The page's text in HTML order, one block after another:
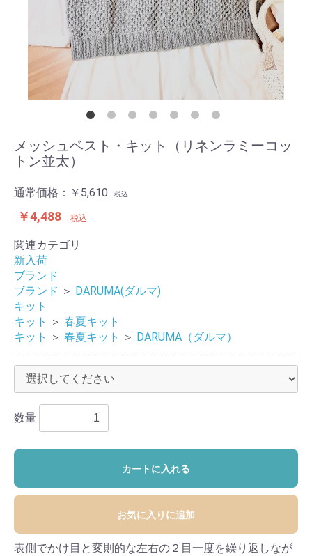
メッシュベスト・キット（リネンラミーコッ
トン並太）
通常価格： ￥5,610 税込
￥4,488 税込
関連カテゴリ
新入荷
ブランド
ブランド ＞ DARUMA(ダルマ)
キット
キット
＞ 春夏キット
キット
＞ 春夏キット ＞ DARUMA（ダルマ）
数量
カートに入れる
お気に入りに追加
表側でかけ目と変則的な左右の２目一度を繰り返しなが